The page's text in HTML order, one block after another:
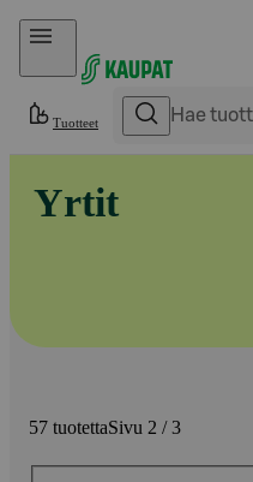
Hyppää sisältöön
Tuotteet
Yrtit
57 tuotettaSivu 2 / 3